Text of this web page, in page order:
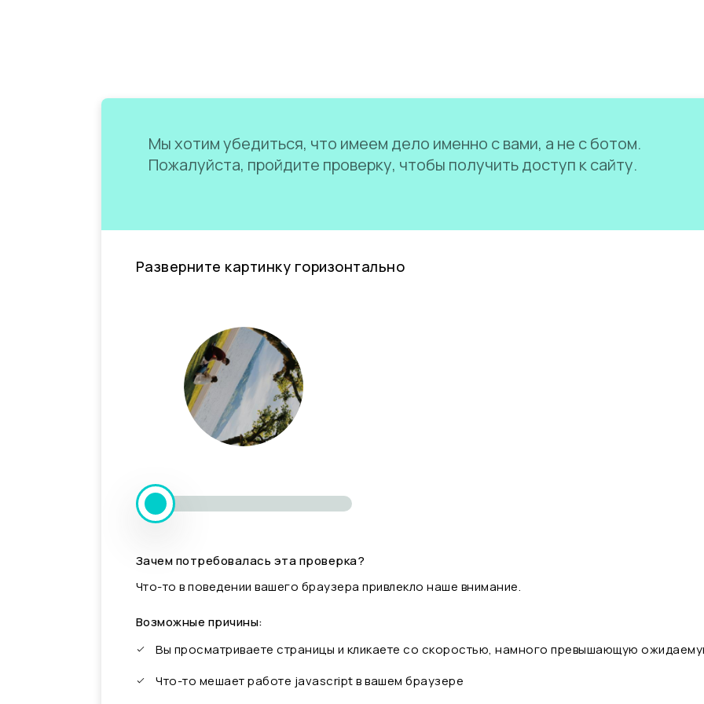
Мы хотим убедиться, что имеем дело именно с вами, а не с ботом.
Пожалуйста, пройдите проверку, чтобы получить доступ к сайту.
Разверните картинку горизонтально
Зачем потребовалась эта проверка?
Что-то в поведении вашего браузера привлекло наше внимание.
Возможные причины:
Вы просматриваете страницы и кликаете со скоростью, намного превышающую
Что-то мешает работе javascript в вашем браузере